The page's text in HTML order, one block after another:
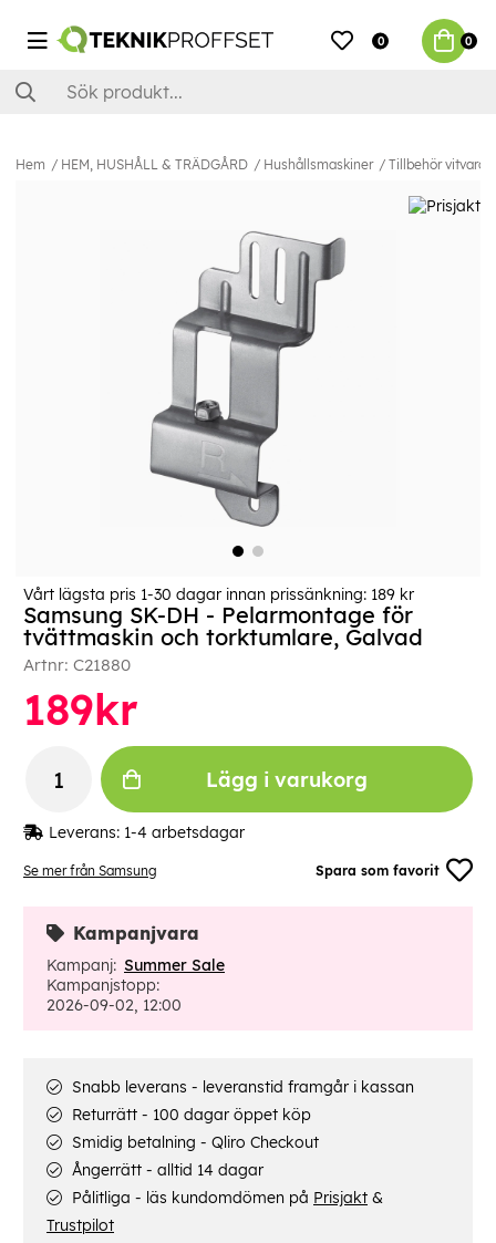
0 0
Hem HEM, HUSHÅLL & TRÄDGÅRD Hushållsmaskiner Tillbehör vitvaror
Se mer från Samsung Spara som favorit
Samsung SK-DH - Pelarmontage för
tvättmaskin och torktumlare, Galvad
Artnr: C21880
189kr
Vårt lägsta pris 1-30 dagar innan prissänkning: 189 kr
Lägg i varukorg
Leverans: 1-4 arbetsdagar
Kampanjvara
Kampanj: Summer Sale
Kampanjstopp:
2026-09-02, 12:00
Snabb leverans - leveranstid framgår i kassan
Returrätt - 100 dagar öppet köp
Smidig betalning - Qliro Checkout
Ångerrätt - alltid 14 dagar
Pålitliga - läs kundomdömen på Prisjakt &
Trustpilot